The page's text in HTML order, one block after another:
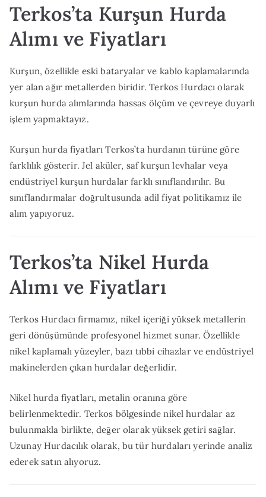
Terkos’ta Kurşun Hurda
Alımı ve Fiyatları
Kurşun, özellikle eski bataryalar ve kablo kaplamalarında
yer alan ağır metallerden biridir. Terkos Hurdacı olarak
kurşun hurda alımlarında hassas ölçüm ve çevreye duyarlı
işlem yapmaktayız.
Kurşun hurda fiyatları Terkos’ta hurdanın türüne göre
farklılık gösterir. Jel aküler, saf kurşun levhalar veya
endüstriyel kurşun hurdalar farklı sınıflandırılır. Bu
sınıflandırmalar doğrultusunda adil fiyat politikamız ile
alım yapıyoruz.
Terkos’ta Nikel Hurda
Alımı ve Fiyatları
Terkos Hurdacı firmamız, nikel içeriği yüksek metallerin
geri dönüşümünde profesyonel hizmet sunar. Özellikle
nikel kaplamalı yüzeyler, bazı tıbbi cihazlar ve endüstriyel
makinelerden çıkan hurdalar değerlidir.
Nikel hurda fiyatları, metalin oranına göre
belirlenmektedir. Terkos bölgesinde nikel hurdalar az
bulunmakla birlikte, değer olarak yüksek getiri sağlar.
Uzunay Hurdacılık olarak, bu tür hurdaları yerinde analiz
ederek satın alıyoruz.